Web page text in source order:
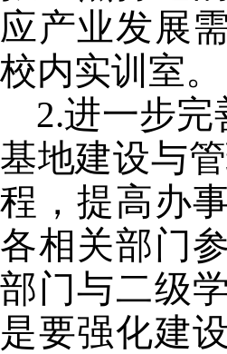
应产业发展
校内实训室。
2.进一步完
基地建设与管
程，提高办
各相关部门
部门与二级
是要强化建